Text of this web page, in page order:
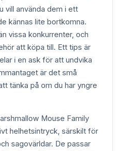
vill använda dem i ett
kännas lite bortkomna.
vissa konkurrenter, och
att köpa till. Ett tips är
i en ask för att undvika
är det små
tänka på om du har yngre
Mouse Family
helhetsintryck, särskilt för
sagovärldar. De passar